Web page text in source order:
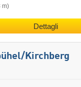
m)
Dettagli
​Kirchberg